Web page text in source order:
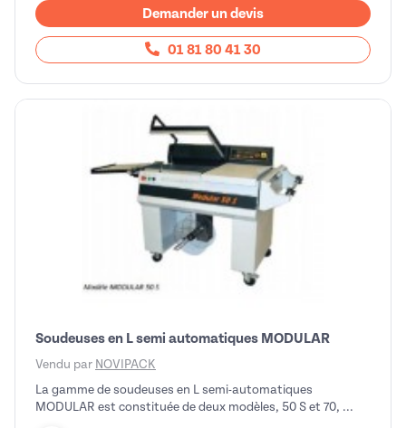
Demander un devis
01 81 80 41 30
Soudeuses en L semi automatiques MODULAR
Vendu par NOVIPACK
La gamme de soudeuses en L semi-automatiques
MODULAR est constituée de deux modèles, 50 S et 70, ...